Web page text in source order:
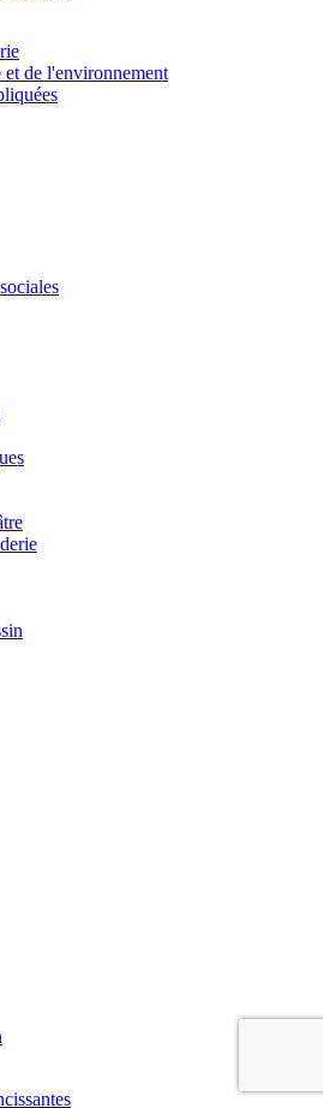
et de l'environnement